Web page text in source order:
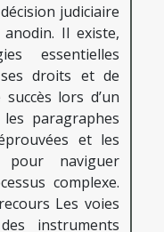
judiciaire
Il existe,
essentielles
droits et de
lors d’un
paragraphes
et les
naviguer
complexe.
Les voies
instruments